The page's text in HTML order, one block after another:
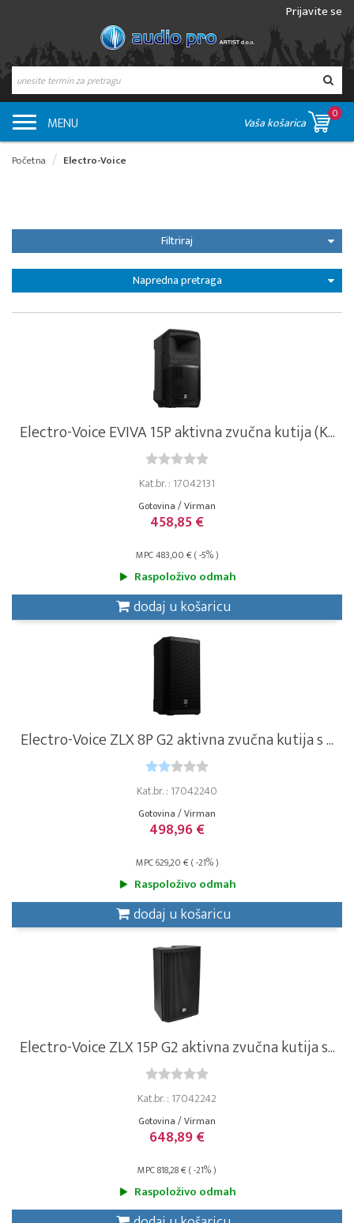
Prijavite se
MENU Vaša košarica
0
Početna Electro-Voice
Filtriraj
Napredna pretraga
Electro-Voice EVIVA 15P aktivna zvučna kutija (K...
Kat.br. : 17042131
Gotovina / Virman
458,85 €
MPC 483,00 € ( -5% )
Raspoloživo odmah
dodaj u košaricu
Electro-Voice ZLX 8P G2 aktivna zvučna kutija s ...
Kat.br. : 17042240
Gotovina / Virman
498,96 €
MPC 629,20 € ( -21% )
Raspoloživo odmah
dodaj u košaricu
Electro-Voice ZLX 15P G2 aktivna zvučna kutija s...
Kat.br. : 17042242
Gotovina / Virman
648,89 €
MPC 818,28 € ( -21% )
Raspoloživo odmah